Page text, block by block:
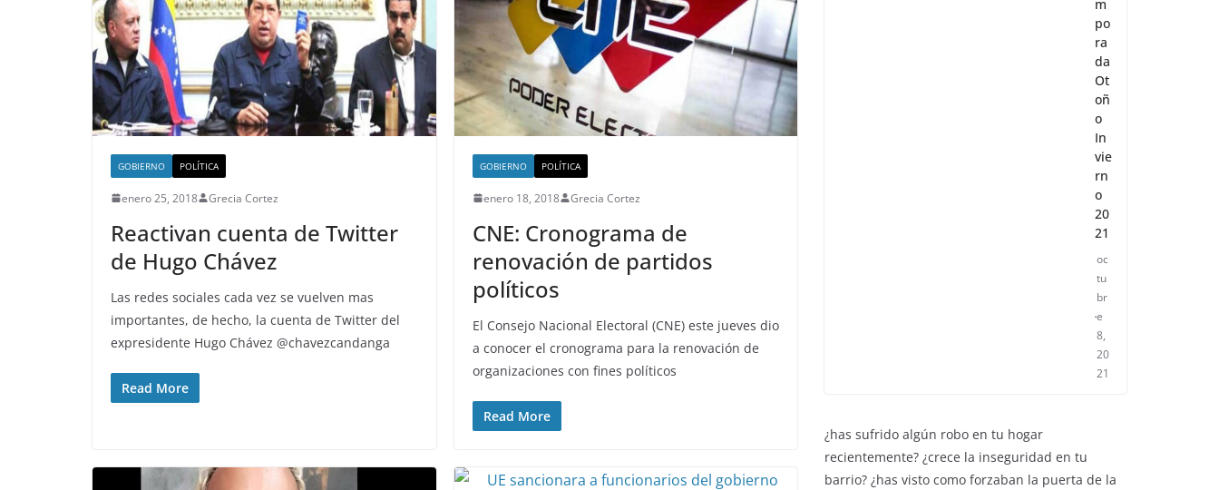
GOBIERNO POLÍTICA
enero 25, 2018 Grecia Cortez
Reactivan cuenta de Twitter
de Hugo Chávez
Las redes sociales cada vez se vuelven mas
importantes, de hecho, la cuenta de Twitter del
expresidente Hugo Chávez @chavezcandanga
Read More
GOBIERNO POLÍTICA
enero 18, 2018 Grecia Cortez
CNE: Cronograma de
renovación de partidos
políticos
El Consejo Nacional Electoral (CNE) este jueves dio
a conocer el cronograma para la renovación de
organizaciones con fines políticos
Read More
m
po
ra
da
Ot
oñ
o
In
vie
rn
o
20
21
oc
tu
br
e
8,
20
21
¿has sufrido algún robo en tu hogar
recientemente? ¿crece la inseguridad en tu
barrio? ¿has visto como forzaban la puerta de la